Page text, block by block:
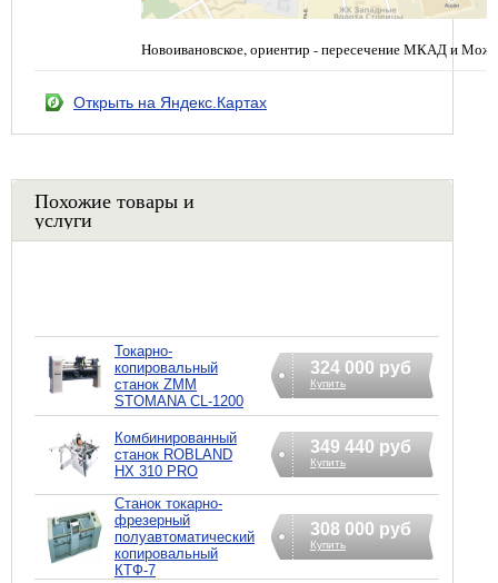
Новоивановское, ориентир - пересечение МКАД и
Открыть на Яндекс.Картах
Похожие товары и
услуги
Токарно-
копировальный
станок ZMM
STOMANA CL-1200
324 000 руб
Купить
Комбинированный
станок ROBLAND
HX 310 PRO
349 440 руб
Купить
Станок токарно-
фрезерный
полуавтоматический
копировальный
КТФ-7
308 000 руб
Купить